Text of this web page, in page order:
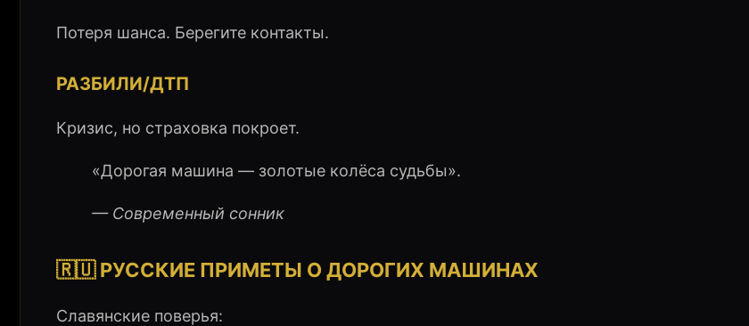
Потеря шанса. Берегите контакты.
РАЗБИЛИ/ДТП
Кризис, но страховка покроет.
«Дорогая машина — золотые колёса судьбы».
— Современный сонник
🇷🇺 РУССКИЕ ПРИМЕТЫ О ДОРОГИХ МАШИНАХ
Славянские поверья: